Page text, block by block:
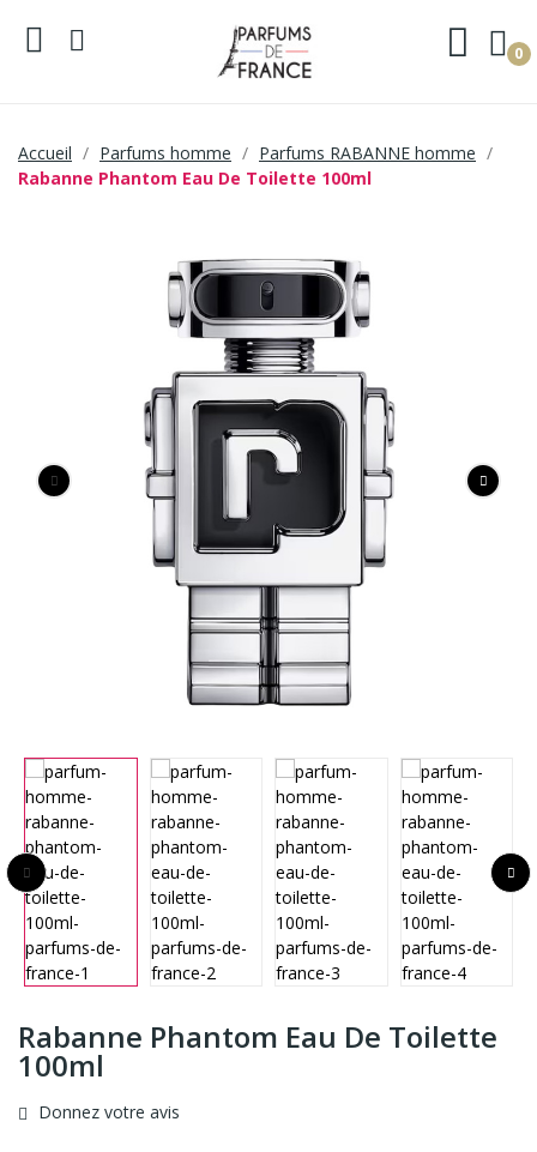
0
Accueil Parfums homme
Parfums RABANNE homme
Rabanne Phantom Eau De Toilette 100ml
Rabanne Phantom Eau De Toilette
100ml
Donnez votre avis